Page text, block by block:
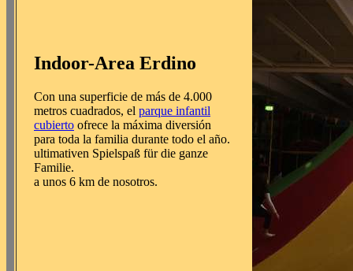
Indoor-Area Erdino
Con una superficie de más de 4.000
metros cuadrados, el parque infantil
cubierto ofrece la máxima diversión
para toda la familia durante todo el año.
ultimativen Spielspaß für die ganze
Familie.
a unos 6 km de nosotros.